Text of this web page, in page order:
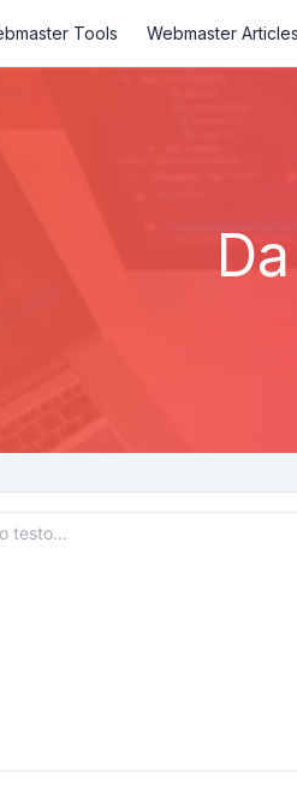
Tools Webmaster Articles